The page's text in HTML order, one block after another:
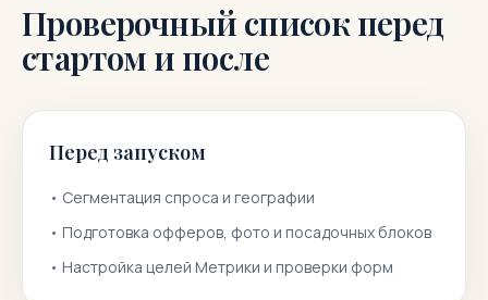
Проверочный список перед
стартом и после
Перед запуском
• Сегментация спроса и географии
• Подготовка офферов, фото и посадочных блоков
• Настройка целей Метрики и проверки форм